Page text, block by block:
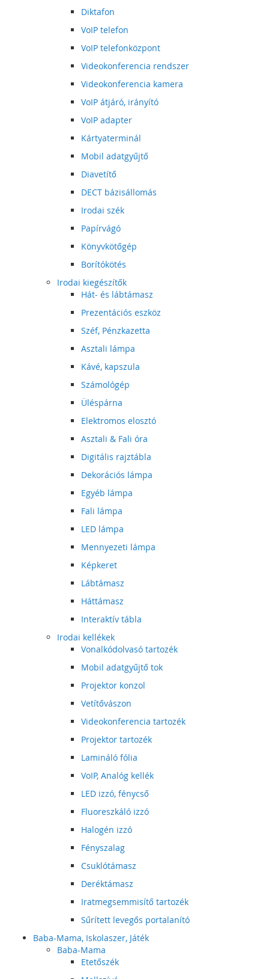
Diktafon
VoIP telefon
VoIP telefonközpont
Videokonferencia rendszer
Videokonferencia kamera
VoIP átjáró, irányító
VoIP adapter
Kártyaterminál
Mobil adatgyűjtő
Diavetítő
DECT bázisállomás
Irodai szék
Papírvágó
Könyvkötőgép
Borítókötés
Irodai kiegészítők
Hát- és lábtámasz
Prezentációs eszköz
Széf, Pénzkazetta
Asztali lámpa
Kávé, kapszula
Számológép
Üléspárna
Elektromos elosztó
Asztali & Fali óra
Digitális rajztábla
Dekorációs lámpa
Egyéb lámpa
Fali lámpa
LED lámpa
Mennyezeti lámpa
Képkeret
Lábtámasz
Háttámasz
Interaktív tábla
Irodai kellékek
Vonalkódolvasó tartozék
Mobil adatgyűjtő tok
Projektor konzol
Vetítővászon
Videokonferencia tartozék
Projektor tartozék
Lamináló fólia
VoIP, Analóg kellék
LED izzó, fénycső
Fluoreszkáló izzó
Halogén izzó
Fényszalag
Csuklótámasz
Deréktámasz
Iratmegsemmisítő tartozék
Sűrített levegős portalanító
Baba-Mama, Iskolaszer, Játék
Baba-Mama
Etetőszék